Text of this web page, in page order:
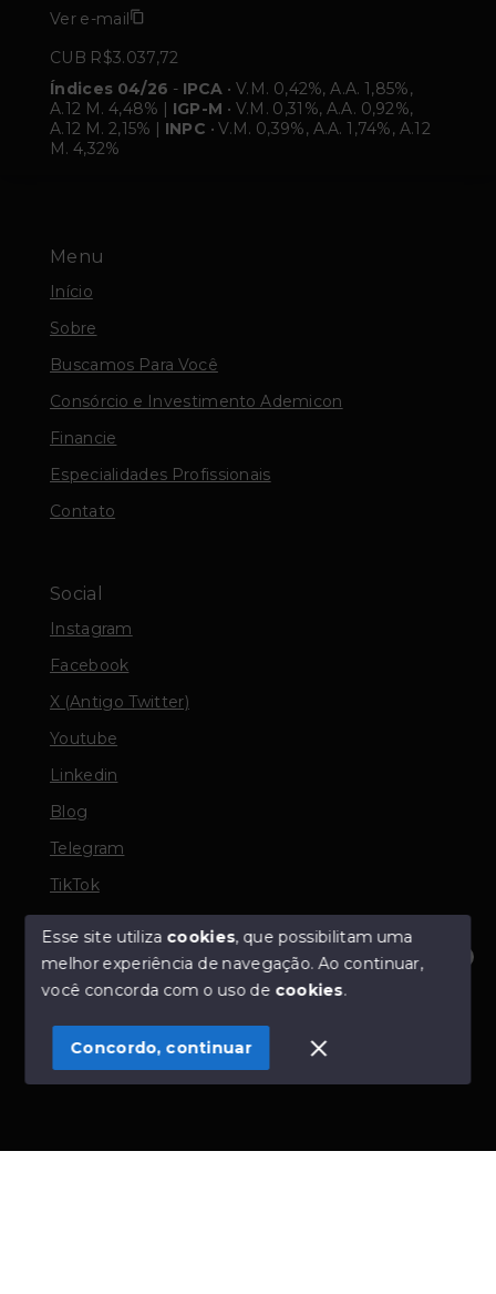
Olá! Estamos disponíveis para te ajudar.
Menu
Início
Sobre
Buscamos Para Você
Consórcio e Investimento Ademicon
Financie
Especialidades Profissionais
Contato
Social
Instagram
Facebook
X (Antigo Twitter)
Youtube
Linkedin
Blog
Telegram
TikTok
© Copyright 2026 - TORQUATO ∴ Corretor de Imóveis
- CRECI 42643f | 136.004f Perito Avaliador CNAI 37357
SITE PARA IMOBILIARIA
Ver e-mail
CUB R$3.037,72
Índices 04/26 - IPCA • V.M. 0,42%, A.A. 1,85%,
A.12 M. 4,48% | IGP-M • V.M. 0,31%, A.A. 0,92%,
A.12 M. 2,15% | INPC • V.M. 0,39%, A.A. 1,74%, A.12
M. 4,32%
Esse site utiliza cookies, que possibilitam uma
melhor experiência de navegação.Ao continuar,
você concorda com o uso de cookies.
Concordo, continuar